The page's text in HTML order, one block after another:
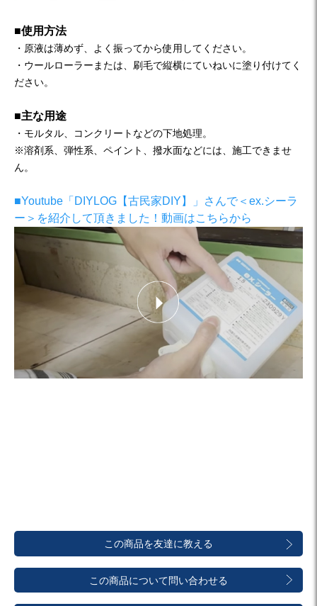
■使用方法
・原液は薄めず、よく振ってから使用してください。
・ウールローラーまたは、刷毛で縦横にていねいに塗り付けてく
ださい。
■主な用途
・モルタル、コンクリートなどの下地処理。
※溶剤系、弾性系、ペイント、撥水面などには、施工できませ
ん。
■Youtube「DIYLOG【古民家DIY】」さんで＜ex.シーラ
ー＞を紹介して頂きました！動画はこちらから
この商品を友達に教える
この商品について問い合わせる